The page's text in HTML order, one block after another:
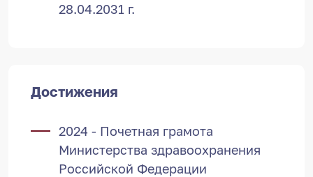
28.04.2031 г.
Достижения
2024 - Почетная грамота
Министерства здравоохранения
Российской Федерации